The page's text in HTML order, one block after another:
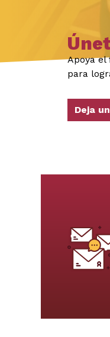
Apoya
para
Deja